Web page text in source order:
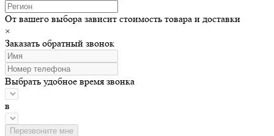
От вашего выбора зависит стоимость товара и доставки
×
Заказать обратный звонок
Выбрать удобное время звонка
в